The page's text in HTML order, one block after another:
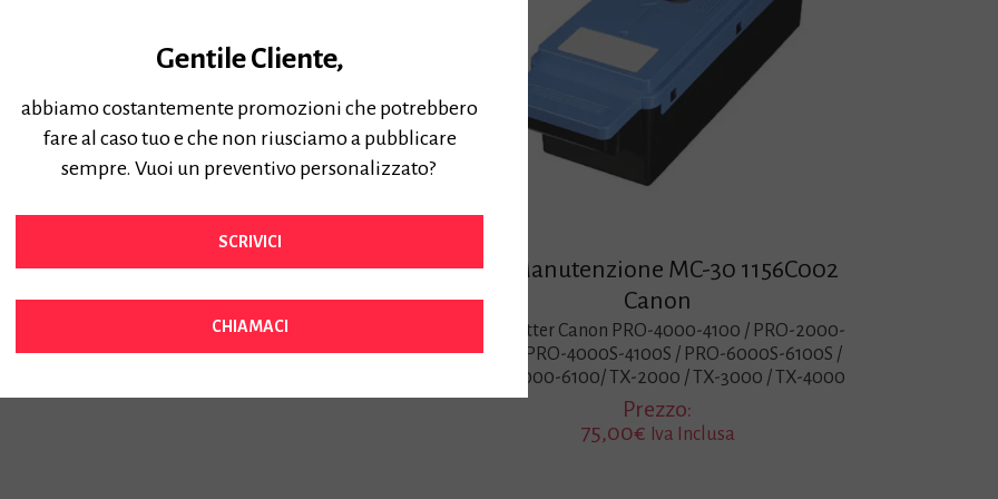
Cartucce CANON PFI-110 160ml
Per Plotter Canon TX2x00/TX3x00/TX4x00
Kit Manutenzione MC-30 1156C002
Canon
Per Plotter Canon PRO-4000-4100 / PRO-2000-
2100 / PRO-4000S-4100S / PRO-6000S-6100S /
PRO-6000-6100/ TX-2000 / TX-3000 / TX-4000
Prezzo:
75,00€ Iva Inclusa
Gentile Cliente,
abbiamo costantemente promozioni che potrebbero
fare al caso tuo e che non riusciamo a pubblicare
sempre. Vuoi un preventivo personalizzato?
SCRIVICI
CHIAMACI